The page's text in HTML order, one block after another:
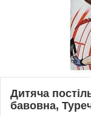
Дитяча
бавовна,